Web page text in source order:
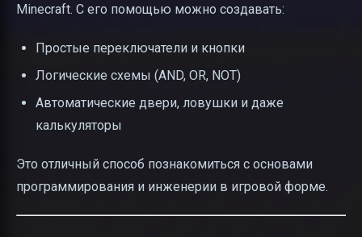
Minecraft. С его помощью можно создавать:
Простые переключатели и кнопки
Логические схемы (AND, OR, NOT)
Автоматические двери, ловушки и даже
калькуляторы
Это отличный способ познакомиться с основами
программирования и инженерии в игровой форме.